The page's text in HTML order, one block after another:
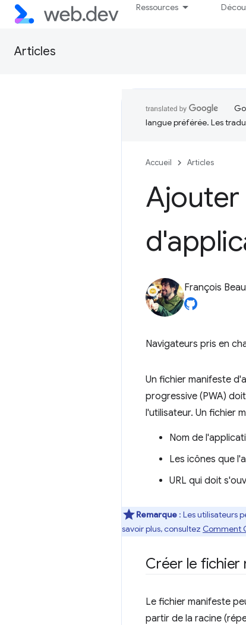
Ressources
Articles
langue préférée. Les
Accueil Articles
Ajouter
François
Navigateurs pris en
Un fichier manifeste
progressive (PWA)
l'utilisateur. Un fichier
Nom de
Les icônes que
URL qui doit
Remarque : Les utilisateurs
savoir plus, consultez Comment
Créer le fichier
Le fichier manifeste
partir de la racine